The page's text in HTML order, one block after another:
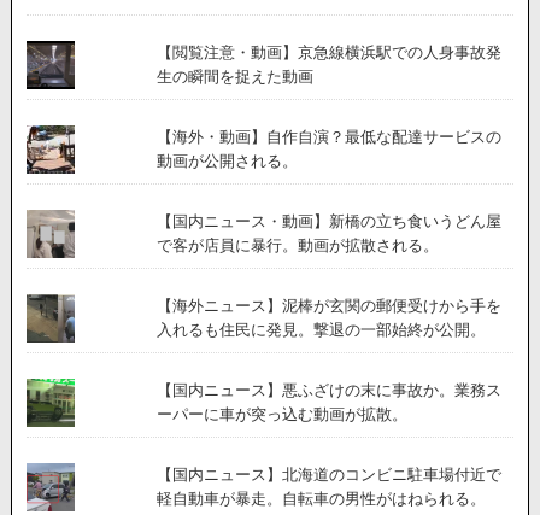
【閲覧注意・動画】京急線横浜駅での人身事故発
生の瞬間を捉えた動画
【海外・動画】自作自演？最低な配達サービスの
動画が公開される。
【国内ニュース・動画】新橋の立ち食いうどん屋
で客が店員に暴行。動画が拡散される。
【海外ニュース】泥棒が玄関の郵便受けから手を
入れるも住民に発見。撃退の一部始終が公開。
【国内ニュース】悪ふざけの末に事故か。業務ス
ーパーに車が突っ込む動画が拡散。
【国内ニュース】北海道のコンビニ駐車場付近で
軽自動車が暴走。自転車の男性がはねられる。